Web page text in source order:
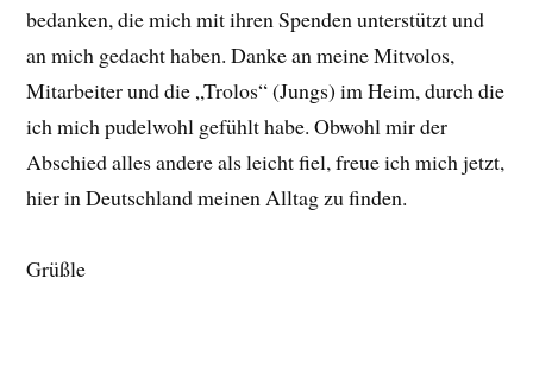
bedanken, die mich mit ihren Spenden unterstützt und
an mich gedacht haben. Danke an meine Mitvolos,
Mitarbeiter und die „Trolos“ (Jungs) im Heim, durch die
ich mich pudelwohl gefühlt habe. Obwohl mir der
Abschied alles andere als leicht fiel, freue ich mich jetzt,
hier in Deutschland meinen Alltag zu finden.
Grüßle